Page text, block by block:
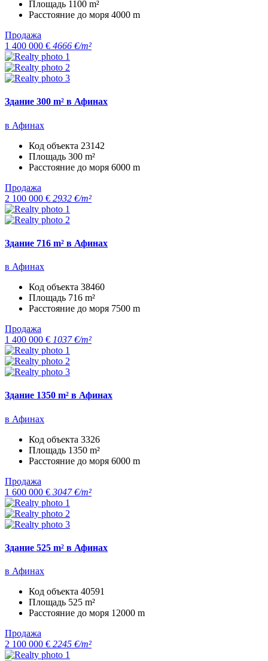
Площадь 1100 m²
Расстояние до моря 4000 m
Продажа
1 400 000 € 4666 €/m²
Здание 300 m² в Афинах
в Афинах
Код объекта 23142
Площадь 300 m²
Расстояние до моря 6000 m
Продажа
2 100 000 € 2932 €/m²
Здание 716 m² в Афинах
в Афинах
Код объекта 38460
Площадь 716 m²
Расстояние до моря 7500 m
Продажа
1 400 000 € 1037 €/m²
Здание 1350 m² в Афинах
в Афинах
Код объекта 3326
Площадь 1350 m²
Расстояние до моря 6000 m
Продажа
1 600 000 € 3047 €/m²
Здание 525 m² в Афинах
в Афинах
Код объекта 40591
Площадь 525 m²
Расстояние до моря 12000 m
Продажа
2 100 000 € 2245 €/m²